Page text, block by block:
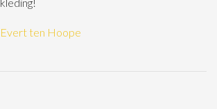
Evert ten Hoope